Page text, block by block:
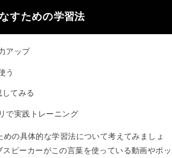
すための学習法
アップ
う
てみる
で実践トレーニング
の具体的な学習法について考えてみましょ
ピーカーがこの言葉を使っている動画やポッ